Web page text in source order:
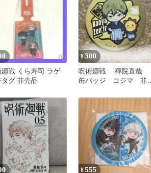
廻戦 くら寿司 ラゲ
タグ 非売品
¥300
呪術廻戦 禪院直哉
缶バッジ コジマ 非売
¥555